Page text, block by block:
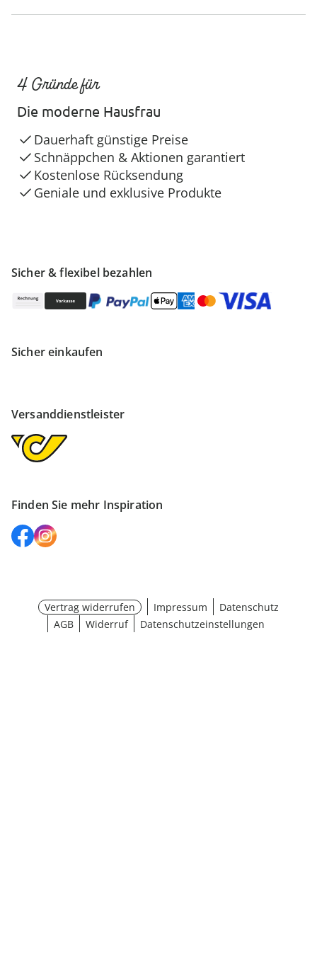
Sicher & flexibel bezahlen
Sicher einkaufen
Versanddienstleister
Finden Sie mehr Inspiration
4 Gründe für
Die moderne Hausfrau
Dauerhaft günstige Preise
Schnäppchen & Aktionen garantiert
Kostenlose Rücksendung
Geniale und exklusive Produkte
Vertrag widerrufen Impressum
Datenschutz
AGB
Widerruf Datenschutzeinstellungen